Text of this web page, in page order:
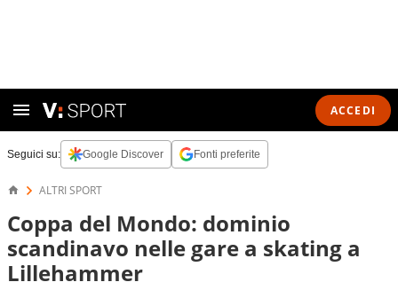
ACCEDI
Seguici su: Google Discover Fonti preferite
ALTRI SPORT
Coppa del Mondo: dominio
scandinavo nelle gare a skating a
Lillehammer